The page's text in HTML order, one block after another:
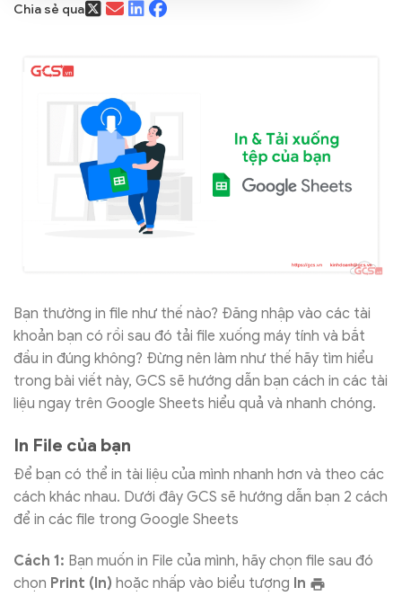
Chia sẻ qua
Bạn thường in file như thế nào? Đăng nhập vào các tài
khoản bạn có rồi sau đó tải file xuống máy tính và bắt
đầu in đúng không? Đừng nên làm như thế hãy tìm hiểu
trong bài viết này, GCS sẽ hướng dẫn bạn cách in các tài
liệu ngay trên Google Sheets hiểu quả và nhanh chóng.
In File của bạn
Để bạn có thể in tài liệu của mình nhanh hơn và theo các
cách khác nhau. Dưới đây GCS sẽ hướng dẫn bạn 2 cách
để in các file trong Google Sheets
Cách 1: Bạn muốn in File của mình, hãy chọn file sau đó
chọn Print (In) hoặc nhấp vào biểu tượng In